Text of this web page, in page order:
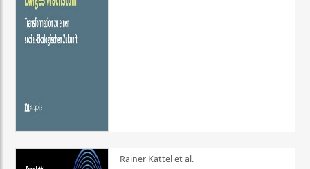
Rainer Kattel et al.